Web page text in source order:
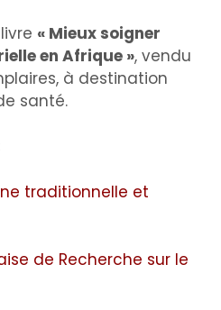
« Mieux soigner
en Afrique », vendu
à destination
santé.
traditionnelle et
de Recherche sur le